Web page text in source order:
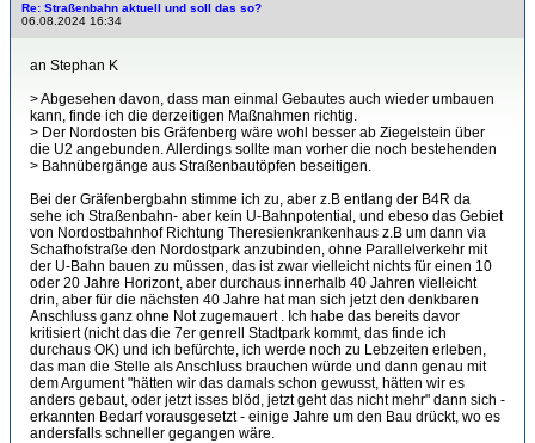
Re: Straßenbahn aktuell und soll das so?
06.08.2024 16:34
an Stephan K
> Abgesehen davon, dass man einmal Gebautes auch wieder umbauen
kann, finde ich die derzeitigen Maßnahmen richtig.
> Der Nordosten bis Gräfenberg wäre wohl besser ab Ziegelstein über
die U2 angebunden. Allerdings sollte man vorher die noch bestehenden
> Bahnübergänge aus Straßenbautöpfen beseitigen.
Bei der Gräfenbergbahn stimme ich zu, aber z.B entlang der B4R da
sehe ich Straßenbahn- aber kein U-Bahnpotential, und ebeso das Gebiet
von Nordostbahnhof Richtung Theresienkrankenhaus z.B um dann via
Schafhofstraße den Nordostpark anzubinden, ohne Parallelverkehr mit
der U-Bahn bauen zu müssen, das ist zwar vielleicht nichts für einen 10
oder 20 Jahre Horizont, aber durchaus innerhalb 40 Jahren vielleicht
drin, aber für die nächsten 40 Jahre hat man sich jetzt den denkbaren
Anschluss ganz ohne Not zugemauert . Ich habe das bereits davor
kritisiert (nicht das die 7er genrell Stadtpark kommt, das finde ich
durchaus OK) und ich befürchte, ich werde noch zu Lebzeiten erleben,
das man die Stelle als Anschluss brauchen würde und dann genau mit
dem Argument "hätten wir das damals schon gewusst, hätten wir es
anders gebaut, oder jetzt isses blöd, jetzt geht das nicht mehr" dann sich -
erkannten Bedarf vorausgesetzt - einige Jahre um den Bau drückt, wo es
andersfalls schneller gegangen wäre.